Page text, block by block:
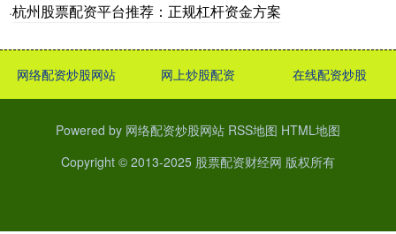
·杭州股票配资平台推荐：正规杠杆资金方案
网络配资炒股网站 网上炒股配资 在线配资炒股
Powered by 网络配资炒股网站 RSS地图 HTML地图
Copyright © 2013-2025 股票配资财经网 版权所有